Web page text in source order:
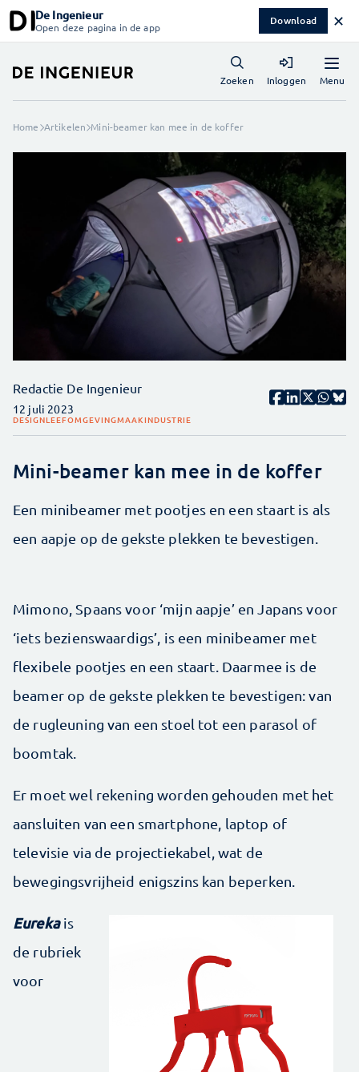
De Ingenieur
Open deze pagina in de app Download ✕
Menu
Zoeken Inloggen
Home Artikelen Mini-beamer kan mee in de koffer
Redactie De Ingenieur
12 juli 2023
DESIGNLEEFOMGEVINGMAAKINDUSTRIE
Mini-beamer kan mee in de koffer
Een minibeamer met ­pootjes en een staart is als
een aapje op de gekste plekken te bevestigen.
Mimono, Spaans voor ‘mijn aapje’ en Japans voor
‘iets bezienswaardigs’, is een minibeamer met
flexibele pootjes en een staart. Daarmee is de
beamer op de gekste plekken te bevestigen: van
de rugleuning van een stoel tot een parasol of
boomtak.
Er moet wel rekening worden gehouden met het
aansluiten van een smartphone, laptop of
televisie via de projectiekabel, wat de
bewegingsvrijheid enigszins kan beperken.
Eureka is
de rubriek
voor